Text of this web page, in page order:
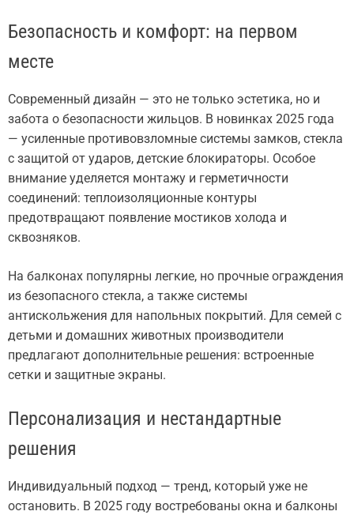
Безопасность и комфорт: на первом
месте
Современный дизайн — это не только эстетика, но и
забота о безопасности жильцов. В новинках 2025 года
— усиленные противовзломные системы замков, стекла
с защитой от ударов, детские блокираторы. Особое
внимание уделяется монтажу и герметичности
соединений: теплоизоляционные контуры
предотвращают появление мостиков холода и
сквозняков.
На балконах популярны легкие, но прочные ограждения
из безопасного стекла, а также системы
антискольжения для напольных покрытий. Для семей с
детьми и домашних животных производители
предлагают дополнительные решения: встроенные
сетки и защитные экраны.
Персонализация и нестандартные
решения
Индивидуальный подход — тренд, который уже не
остановить. В 2025 году востребованы окна и балконы